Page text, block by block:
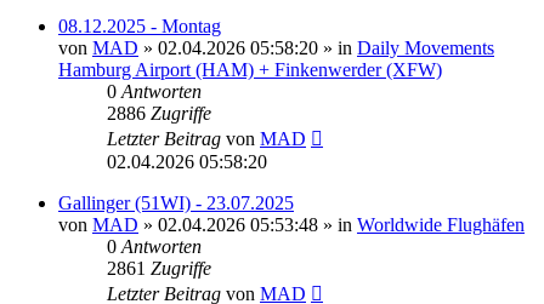
08.12.2025 - Montag
von MAD » 02.04.2026 05:58:20 » in Daily Movements
Hamburg Airport (HAM) + Finkenwerder (XFW)
0 Antworten
2886 Zugriffe
Letzter Beitrag von MAD
02.04.2026 05:58:20
Gallinger (51WI) - 23.07.2025
von MAD » 02.04.2026 05:53:48 » in Worldwide Flughäfen
0 Antworten
2861 Zugriffe
Letzter Beitrag von MAD